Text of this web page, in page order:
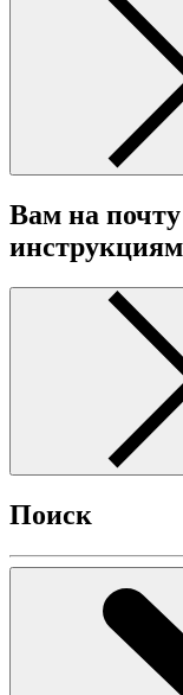
Вам на
Поиск